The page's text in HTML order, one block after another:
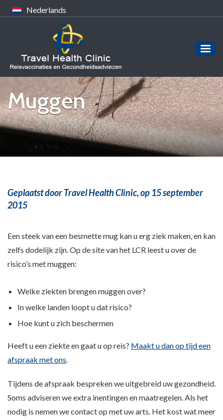
Nederlands
Muggen
Geplaatst door Travel Health Clinic,op 15 september
2015
Een steek van een besmette mug kan u erg ziek maken, en kan
zelfs dodelijk zijn. Op de site van het LCR leest u over de
risico’s met muggen:
Welke ziekten brengen muggen over?
In welke landen loopt u dat risico?
Hoe kunt u zich beschermen
Heeft u een ziekte en gaat u op reis? Maakt u dan op tijd een
afspraak met ons.
Tijdens de afspraak bespreken we uitgebreid uw gezondheid.
Soms adviseren we extra inentingen en maatregelen. Als het
nodig is nemen we contact op met uw arts. Het kost wat meer